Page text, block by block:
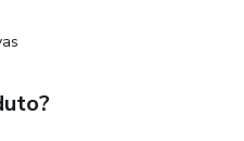
SPEAKING,